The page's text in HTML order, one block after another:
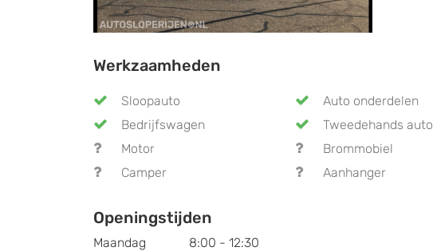
Werkzaamheden
Sloopauto Auto onderdelen
Bedrijfswagen
Tweedehands auto
Motor
Brommobiel
Camper
Aanhanger
Openingstijden
Maandag
8:00 - 12:30